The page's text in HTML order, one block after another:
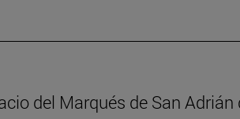
del Marqués de San Adrián